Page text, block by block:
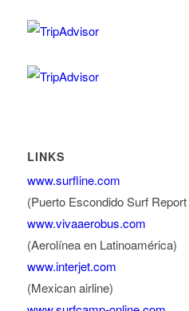
LINKS
www.surfline.com
(Puerto Escondido Surf
www.vivaaerobus.com
(Aerolínea en Latinoamérica)
www.interjet.com
(Mexican airline)